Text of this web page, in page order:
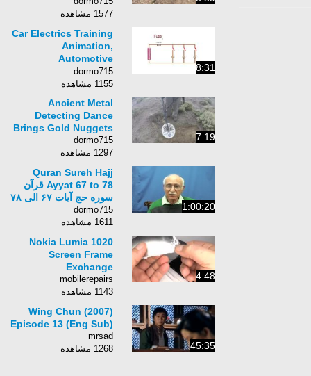
1577 مشاهده
8:31
Car Electrics Training
Animation,
Automotive
Appreciation-Part 4
dormo715
1155 مشاهده
7:19
Ancient Metal
Detecting Dance
Brings Gold Nuggets
dormo715
1297 مشاهده
1:00:20
Quran Sureh Hajj
Ayyat 67 to 78 قرآن
سوره حج آيات ۶۷ الى ۷۸
dormo715
1611 مشاهده
4:48
Nokia Lumia 1020
Screen Frame
Exchange
mobilerepairs
1143 مشاهده
45:35
Wing Chun (2007)
Episode 13 (Eng Sub)
mrsad
1268 مشاهده